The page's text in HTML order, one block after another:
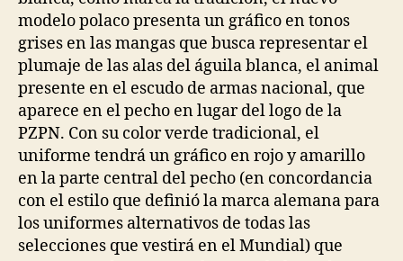
modelo polaco presenta un gráfico en tonos
grises en las mangas que busca representar el
plumaje de las alas del águila blanca, el animal
presente en el escudo de armas nacional, que
aparece en el pecho en lugar del logo de la
PZPN. Con su color verde tradicional, el
uniforme tendrá un gráfico en rojo y amarillo
en la parte central del pecho (en concordancia
con el estilo que definió la marca alemana para
los uniformes alternativos de todas las
selecciones que vestirá en el Mundial) que